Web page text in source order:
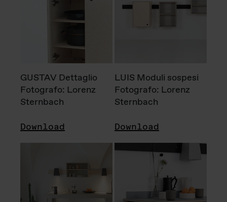
GUSTAV Dettaglio
Fotografo: Lorenz
Sternbach
Download
LUIS Moduli sospesi
Fotografo: Lorenz
Sternbach
Download